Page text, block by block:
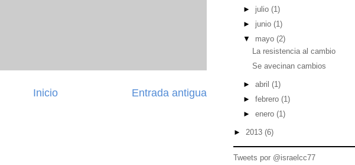
Entrada antigua
Inicio
► julio (1)
► junio (1)
▼ mayo (2)
La resistencia al cambio
Se avecinan cambios
► abril (1)
► febrero (1)
► enero (1)
► 2013 (6)
Tweets por @israelcc77